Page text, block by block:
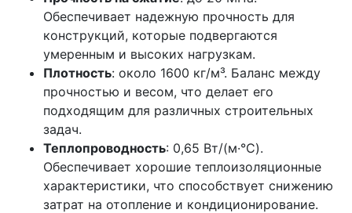
Обеспечивает надежную прочность для
конструкций, которые подвергаются
умеренным и высоких нагрузкам.
Плотность: около 1600 кг/м³. Баланс между
прочностью и весом, что делает его
подходящим для различных строительных
задач.
Теплопроводность: 0,65 Вт/(м·°C).
Обеспечивает хорошие теплоизоляционные
характеристики, что способствует снижению
затрат на отопление и кондиционирование.